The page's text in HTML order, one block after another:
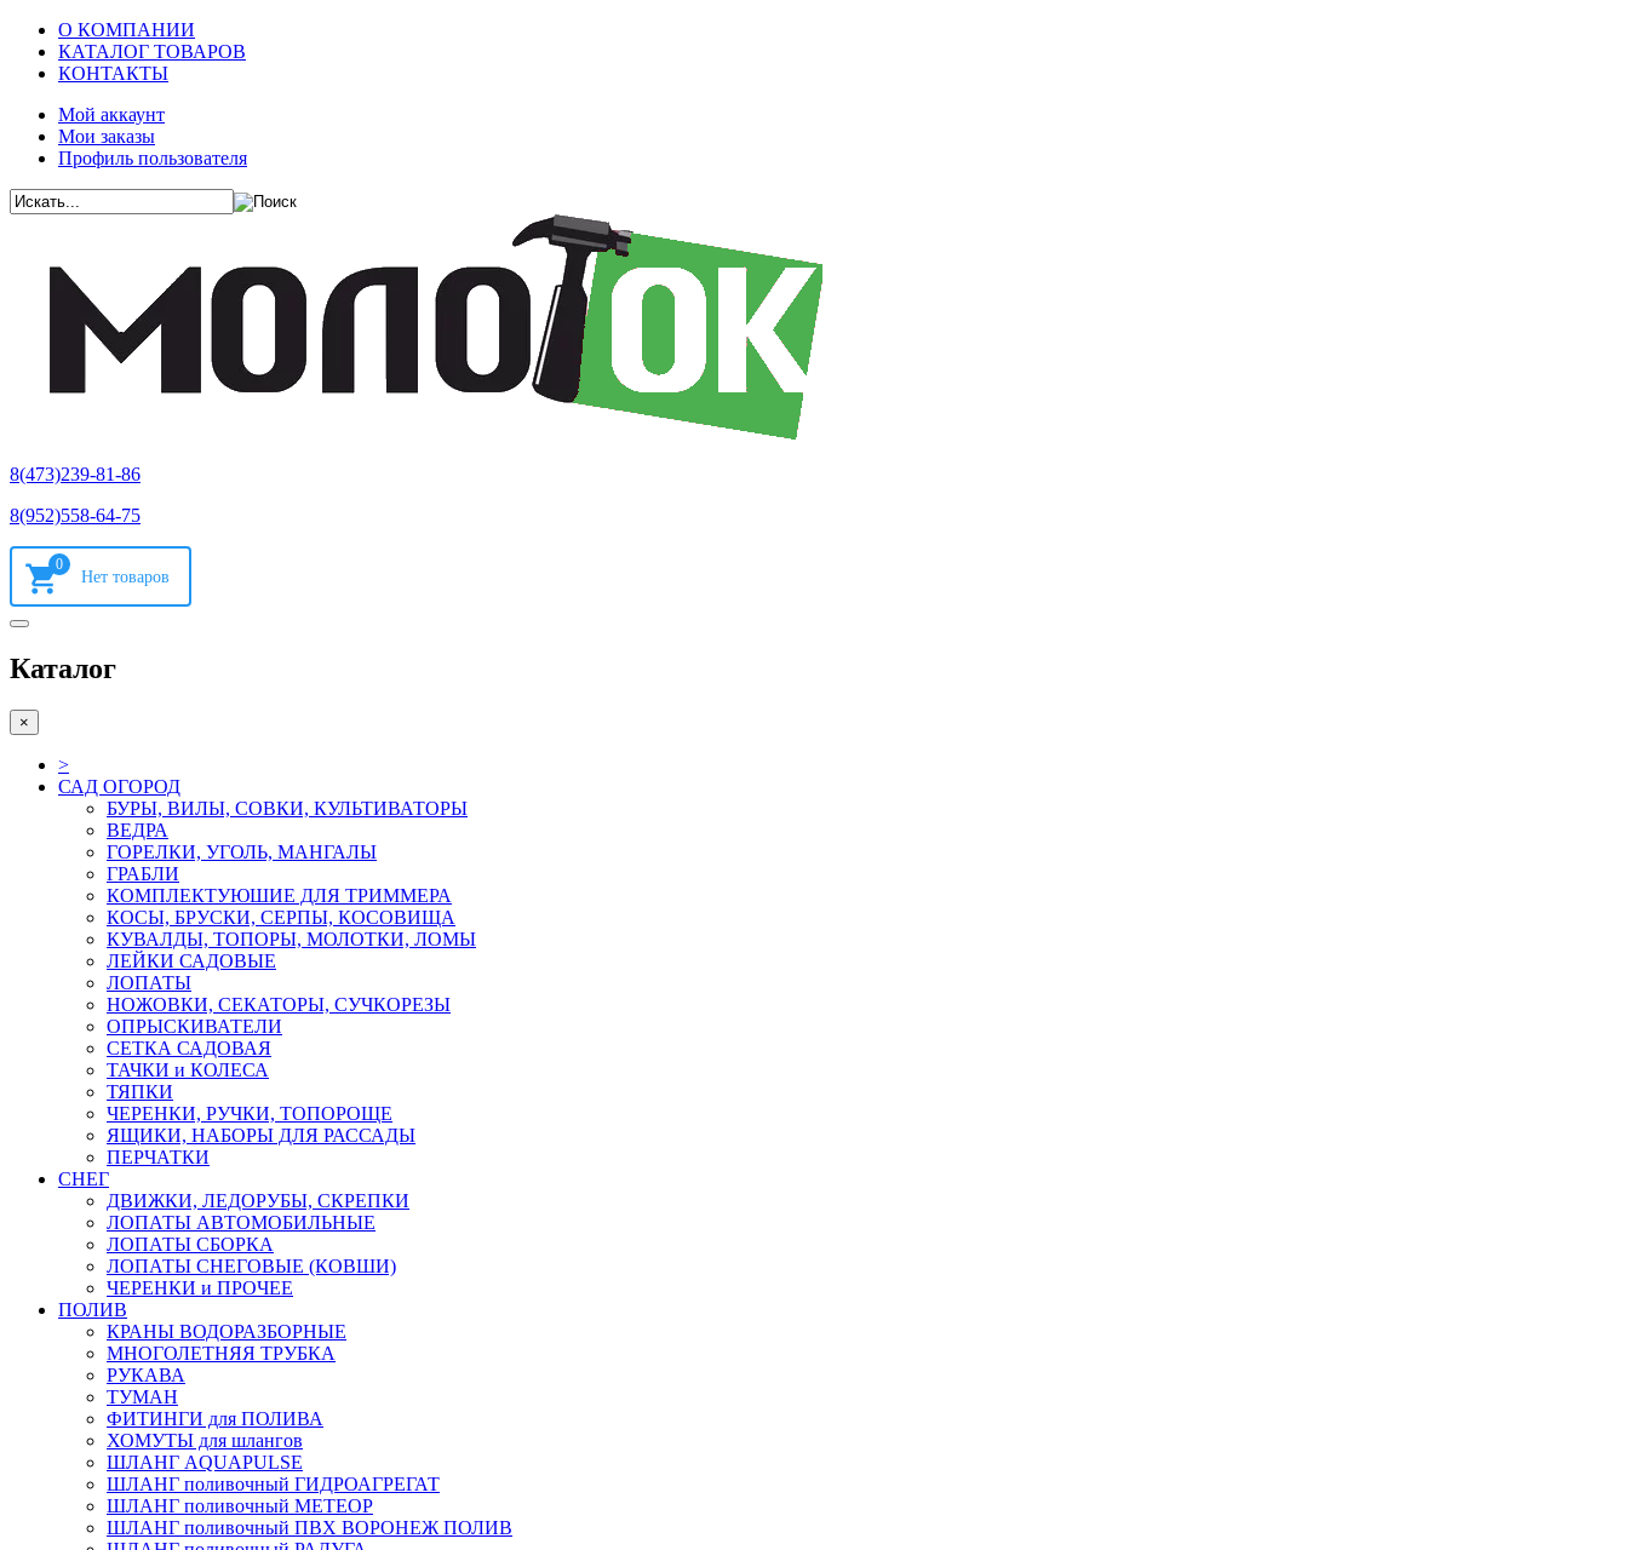
О КОМПАНИИ
КАТАЛОГ ТОВАРОВ
КОНТАКТЫ
Мой аккаунт
Мои заказы
Профиль пользователя
8(473)239-81-86
8(952)558-64-75
0
Каталог
×
>
САД ОГОРОД
БУРЫ, ВИЛЫ, СОВКИ, КУЛЬТИВАТОРЫ
ВЕДРА
ГОРЕЛКИ, УГОЛЬ, МАНГАЛЫ
ГРАБЛИ
КОМПЛЕКТУЮШИЕ ДЛЯ ТРИММЕРА
КОСЫ, БРУСКИ, СЕРПЫ, КОСОВИЩА
КУВАЛДЫ, ТОПОРЫ, МОЛОТКИ, ЛОМЫ
ЛЕЙКИ САДОВЫЕ
ЛОПАТЫ
НОЖОВКИ, СЕКАТОРЫ, СУЧКОРЕЗЫ
ОПРЫСКИВАТЕЛИ
СЕТКА САДОВАЯ
ТАЧКИ и КОЛЕСА
ТЯПКИ
ЧЕРЕНКИ, РУЧКИ, ТОПОРОЩЕ
ЯЩИКИ, НАБОРЫ ДЛЯ РАССАДЫ
ПЕРЧАТКИ
СНЕГ
ДВИЖКИ, ЛЕДОРУБЫ, СКРЕПКИ
ЛОПАТЫ АВТОМОБИЛЬНЫЕ
ЛОПАТЫ СБОРКА
ЛОПАТЫ СНЕГОВЫЕ (КОВШИ)
ЧЕРЕНКИ и ПРОЧЕЕ
ПОЛИВ
КРАНЫ ВОДОРАЗБОРНЫЕ
МНОГОЛЕТНЯЯ ТРУБКА
РУКАВА
ТУМАН
ФИТИНГИ для ПОЛИВА
ХОМУТЫ для шлангов
ШЛАНГ AQUAPULSE
ШЛАНГ поливочный ГИДРОАГРЕГАТ
ШЛАНГ поливочный МЕТЕОР
ШЛАНГ поливочный ПВХ ВОРОНЕЖ ПОЛИВ